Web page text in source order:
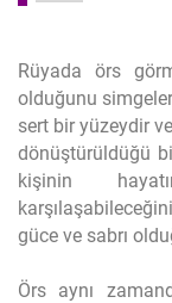
Rüyada örs
olduğunu
sert bir yüzeydir
dönüştürüldüğü
kişinin
güce ve sabrı
Örs aynı